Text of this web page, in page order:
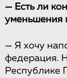
— Есть ли
уменьшения
— Я хочу
федерация.
Республике